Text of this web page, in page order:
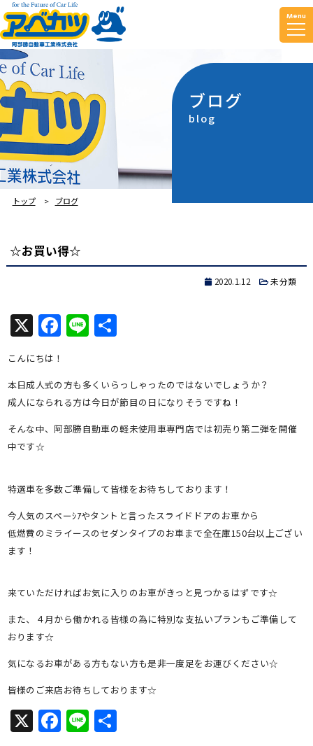
Menu
ブログ
blog
トップ ブログ
☆お買い得☆
2020.1.12 未分類
X Facebook
Line共
こんにちは！
本日成人式の方も多くいらっしゃったのではないでしょうか？
成人になられる方は今日が節目の日になりそうですね！
そんな中、阿部勝自動車の軽未使用車専門店では初売り第二弾を開催
中です☆
特選車を多数ご準備して皆様をお待ちしております！
今人気のスペーｼｱやタントと言ったスライドドアのお車から
低燃費のミライースのセダンタイプのお車まで全在庫150台以上ござい
ます！
来ていただければお気に入りのお車がきっと見つかるはずです☆
また、４月から働かれる皆様の為に特別な支払いプランもご準備して
おります☆
気になるお車がある方もない方も是非一度足をお運びください☆
皆様のご来店お待ちしております☆
X Facebook
Line共